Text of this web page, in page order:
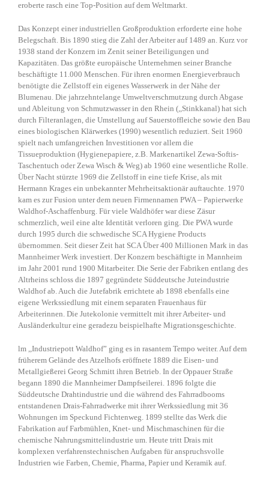
eroberte rasch eine Top-Position auf dem Weltmarkt.
Das Konzept einer industriellen Großproduktion erforderte eine hohe
Belegschaft. Bis 1890 stieg die Zahl der Arbeiter auf 1489 an. Kurz vor
1938 stand der Konzern im Zenit seiner Beteiligungen und
Kapazitäten. Das größte europäische Unternehmen seiner Branche
beschäftigte 11.000 Menschen. Für ihren enormen Energieverbrauch
benötigte die Zellstoff ein eigenes Wasserwerk in der Nähe der
Blumenau. Die jahrzehntelange Umweltverschmutzung durch Abgase
und Ableitung von Schmutzwasser in den Rhein (,,Stinkkanal) hat sich
durch Filteranlagen, die Umstellung auf Sauerstoffleiche sowie den Bau
eines biologischen Klärwerkes (1990) wesentlich reduziert. Seit 1960
spielt nach umfangreichen Investitionen vor allem die
Tissueproduktion (Hygienepapiere, z.B. Markenartikel Zewa-Softis-
Taschentuch oder Zewa Wisch & Weg) ab 1960 eine wesentliche Rolle.
Über Nacht stürzte 1969 die Zellstoff in eine tiefe Krise, als mit
Hermann Krages ein unbekannter Mehrheitsaktionär auftauchte. 1970
kam es zur Fusion unter dem neuen Firmennamen PWA – Papierwerke
Waldhof-Aschaffenburg. Für viele Waldhöfer war diese Zäsur
schmerzlich, weil eine alte Identität verloren ging. Die PWA wurde
durch 1995 durch die schwedische SCA Hygiene Products
übernommen. Seit dieser Zeit hat SCA Über 400 Millionen Mark in das
Mannheimer Werk investiert. Der Konzern beschäftigte in Mannheim
im Jahr 2001 rund 1900 Mitarbeiter. Die Serie der Fabriken entlang des
Altrheins schloss die 1897 gegründete Süddeutsche Juteindustrie
Waldhof ab. Auch die Jutefabrik errichtete ab 1898 ebenfalls eine
eigene Werkssiedlung mit einem separaten Frauenhaus für
Arbeiterinnen. Die Jutekolonie vermittelt mit ihrer Arbeiter- und
Ausländerkultur eine geradezu beispielhafte Migrationsgeschichte.
lm ,,Industriepott Waldhof” ging es in rasantem Tempo weiter. Auf dem
früherem Gelände des Atzelhofs eröffnete 1889 die Eisen- und
Metallgießerei Georg Schmitt ihren Betrieb. In der Oppauer Straße
begann 1890 die Mannheimer Dampfseilerei. 1896 folgte die
Süddeutsche Drahtindustrie und die während des Fahrradbooms
entstandenen Drais-Fahrradwerke mit ihrer Werkssiedlung mit 36
Wohnungen im Speckund Fichtenweg. 1899 stellte das Werk die
Fabrikation auf Farbmühlen, Knet- und Mischmaschinen für die
chemische Nahrungsmittelindustrie um. Heute tritt Drais mit
komplexen verfahrenstechnischen Aufgaben für anspruchsvolle
Industrien wie Farben, Chemie, Pharma, Papier und Keramik auf.